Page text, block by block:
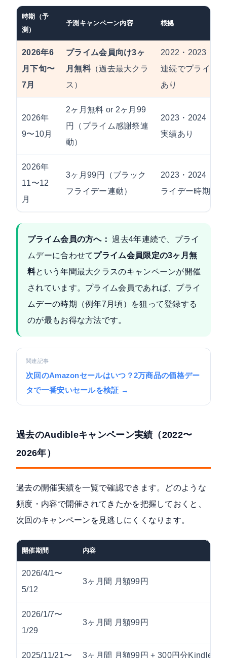
時期（予
測）
予測キャンペーン内容 根拠
2026年6
月下旬〜
7月
プライム会員向け3ヶ
月無料（過去最大クラ
ス）
2022・2023・
連続でプライム
あり
2026年
9〜10月
2ヶ月無料 or 2ヶ月99
円（プライム感謝祭連
動）
2023・2024・
実績あり
2026年
11〜12
月
3ヶ月99円（ブラック
フライデー連動）
2023・2024・
ライデー時期に
プライム会員の方へ： 過去4年連続で、プライ
ムデーに合わせてプライム会員限定の3ヶ月無
料という年間最大クラスのキャンペーンが開催
されています。プライム会員であれば、プライ
ムデーの時期（例年7月頃）を狙って登録する
のが最もお得な方法です。
関連記事
次回のAmazonセールはいつ？2万商品の価格デー
タで一番安いセールを検証 →
過去のAudibleキャンペーン実績（2022〜
2026年）
過去の開催実績を一覧で確認できます。どのような
頻度・内容で開催されてきたかを把握しておくと、
次回のキャンペーンを見逃しにくくなります。
開催期間 内容
2026/4/1〜
5/12
3ヶ月間 月額99円
2026/1/7〜
1/29
3ヶ月間 月額99円
2025/11/21〜 3ヶ月間 月額99円 + 300円分Kindle